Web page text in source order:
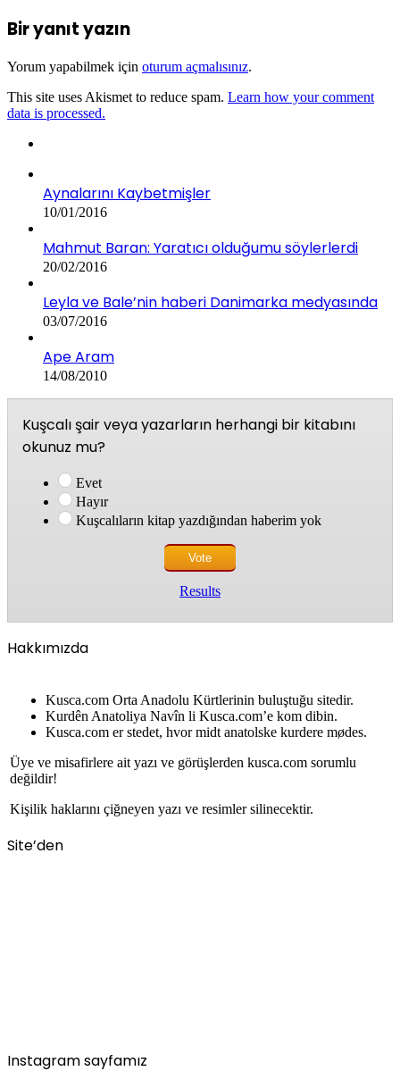
Bir yanıt yazın
Yorum yapabilmek için oturum açmalısınız.
This site uses Akismet to reduce spam. Learn how your comment
data is processed.
Aynalarını Kaybetmişler
10/01/2016
Mahmut Baran: Yaratıcı olduğumu söylerlerdi
20/02/2016
Leyla ve Bale’nin haberi Danimarka medyasında
03/07/2016
Ape Aram
14/08/2010
Kuşcalı şair veya yazarların herhangi bir kitabını
okunuz mu?
Evet
Hayır
Kuşcalıların kitap yazdığından haberim yok
Results
Hakkımızda
Kusca.com Orta Anadolu Kürtlerinin buluştuğu sitedir.
Kurdên Anatoliya Navîn li Kusca.com’e kom dibin.
Kusca.com er stedet, hvor midt anatolske kurdere mødes.
Üye ve misafirlere ait yazı ve görüşlerden kusca.com sorumlu
değildir!
Kişilik haklarını çiğneyen yazı ve resimler silinecektir.
Site’den
Instagram sayfamız